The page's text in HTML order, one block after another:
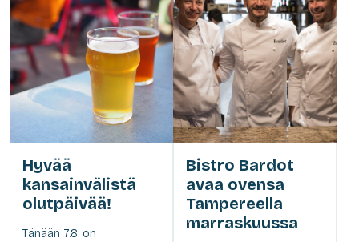
Hyvää
kansainvälistä
olutpäivää!
Tänään 7.8. on
Bistro Bardot
avaa ovensa
Tampereella
marraskuussa